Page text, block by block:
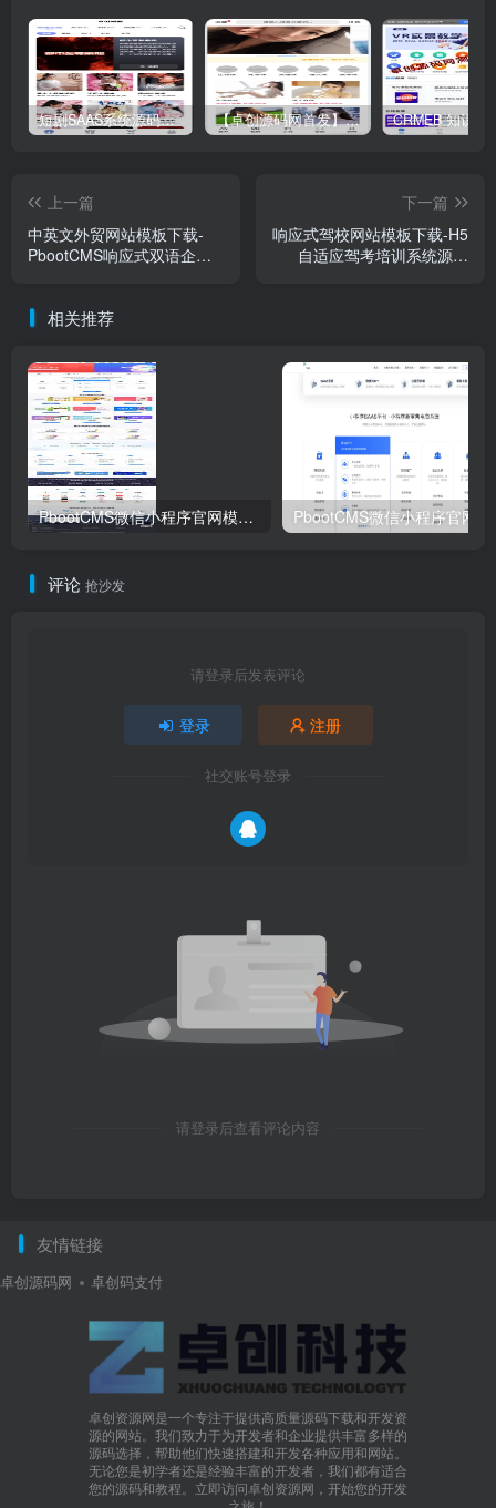
短剧SAAS系统源码｜多端分销+云存储+多租户架构 【卓创源码网首发】全开源视频打赏系统源码｜双模板+代理分站+易支付对接｜API全面修复｜站长盈利利器！​
上一篇
中英文外贸网站模板下载-
PbootCMS响应式双语企业
下一篇
响应式驾校网站模板下载-H5
自适应驾考培训系统源码
相关推荐
PbootCMS微信小程序官网模板 – 卓创源码网企业/社交电商/软件公司多场景建站方案
评论 抢沙发
请登录后发表评论
登录 注册
社交账号登录
请登录后查看评论内容
友情链接
卓创源码网 卓创码支付
卓创资源网是一个专注于提供高质量源码下载和开发资
源的网站。我们致力于为开发者和企业提供丰富多样的
源码选择，帮助他们快速搭建和开发各种应用和网站。
无论您是初学者还是经验丰富的开发者，我们都有适合
您的源码和教程。立即访问卓创资源网，开始您的开发